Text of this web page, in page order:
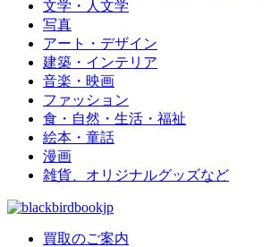
文学・人文学
写真
アート・デザイン
建築・インテリア
音楽・映画
ファッション
食・自然・生活・福祉
絵本・童話
漫画
雑貨、オリジナルグッズなど
買取のご案内